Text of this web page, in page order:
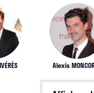
Alexis